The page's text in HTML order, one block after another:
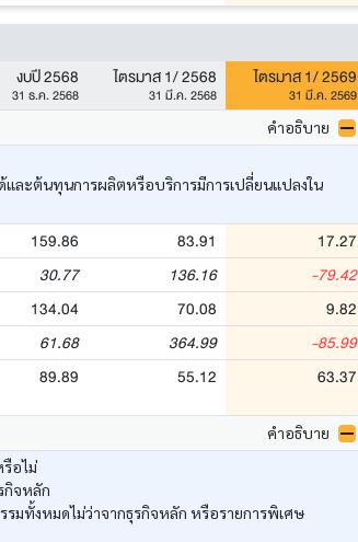
งบปี 2568
31 ธ.ค. 2568
ไตรมาส 1/ 2568
31 มี.ค. 2568
ไตรมาส 1/ 2569
31 มี.ค. 2569
คำอธิบาย
ละต้นทุนการผลิตหรือบริการมีการเปลี่ยนแปลงใน
159.86 83.91 17.27
30.77 136.16 -79.42
134.04 70.08 9.82
61.68 364.99 -85.99
89.89 55.12 63.37
คำอธิบาย
อไม่
กิจหลัก
มทั้งหมดไม่ว่าจากธุรกิจหลัก หรือรายการพิเศษ